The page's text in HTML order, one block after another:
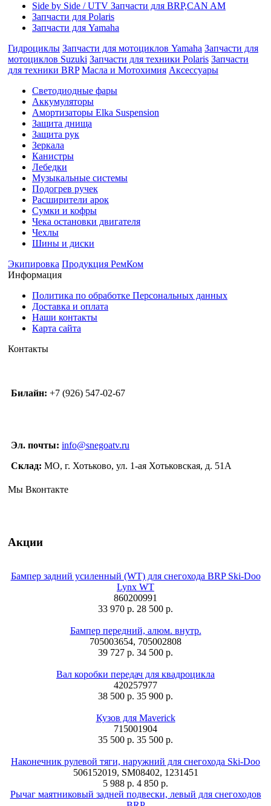
Side by Side / UTV Запчасти для BRP,CAN AM
Запчасти для Polaris
Запчасти для Yamaha
Гидроциклы Запчасти для мотоциклов Yamaha Запчасти для
мотоциклов Suzuki Запчасти для техники Polaris Запчасти
для техники BRP Масла и Мотохимия Аксессуары
Cветодиодные фары
Аккумуляторы
Амортизаторы Elka Suspension
Защита днища
Защита рук
Зеркала
Канистры
Лебедки
Музыкальные системы
Подогрев ручек
Расширители арок
Сумки и кофры
Чека остановки двигателя
Чехлы
Шины и диски
Экипировка Продукция РемКом
Информация
Политика по обработке Персональных данных
Доставка и оплата
Наши контакты
Карта сайта
Контакты
Билайн: +7 (926) 547-02-67
Эл. почты: info@snegoatv.ru
Склад: МО, г. Хотьково, ул. 1-ая Хотьковская, д. 51А
Мы Вконтакте
Акции
Бампер задний усиленный (WT) для снегохода BRP Ski-Doo
Lynx WT
860200991
33 970 р. 28 500 р.
Бампер передний, алюм. внутр.
705003654, 705002808
39 727 р. 34 500 р.
Вал коробки передач для квадроцикла
420257977
38 500 р. 35 900 р.
Кузов для Maverick
715001904
35 500 р. 35 500 р.
Наконечник рулевой тяги, наружний для снегохода Ski-Doo
506152019, SM08402, 1231451
5 988 р. 4 850 р.
Рычаг маятниковый задней подвески, левый для снегоходов